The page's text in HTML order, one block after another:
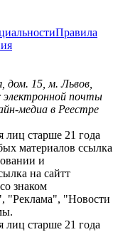
Правила
дом. 15, м. Львов,
электронной почты
медиа в Реестре
лиц старше 21 года
материалов ссылка
и
на сайтт
знаком
"Реклама", "Новости
лиц старше 21 года